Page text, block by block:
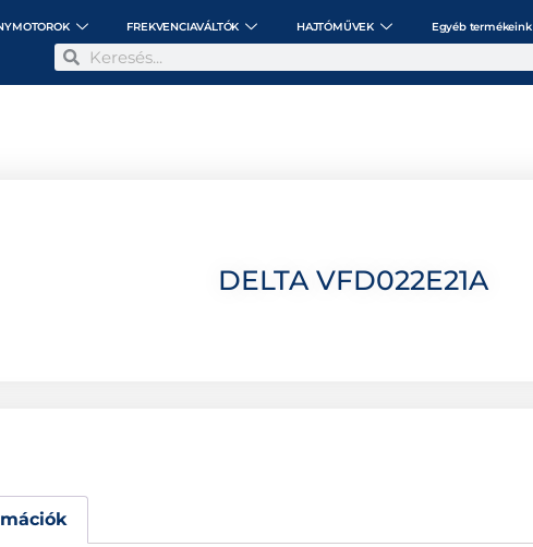
FREKVENCIAVÁLTÓK HAJTÓMŰVEK Egyéb termékeink
DELTA VFD022E21A